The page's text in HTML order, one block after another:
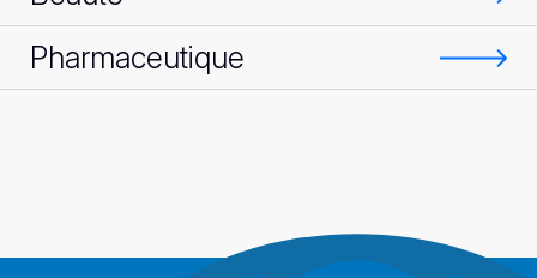
Pharmaceutique